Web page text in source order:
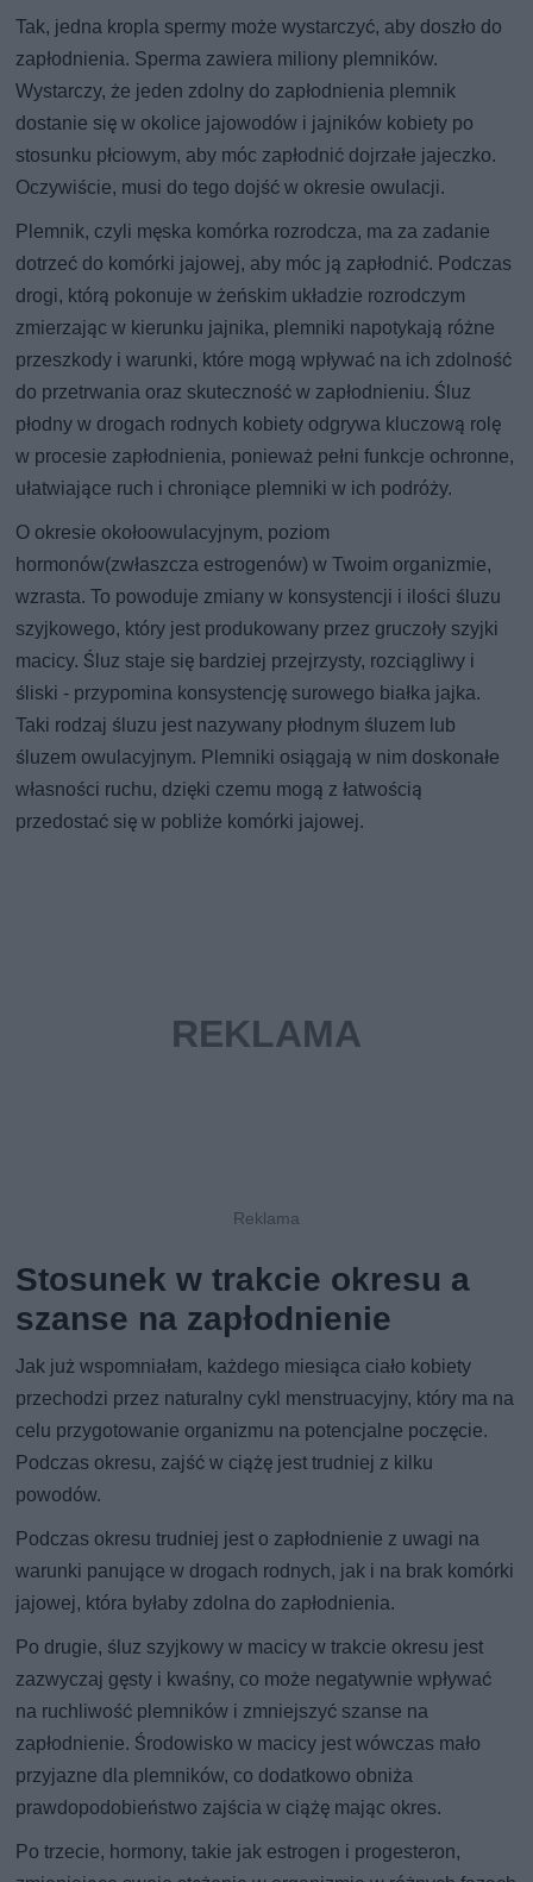
Tak, jedna kropla spermy może wystarczyć, aby doszło do
zapłodnienia. Sperma zawiera miliony plemników.
Wystarczy, że jeden zdolny do zapłodnienia plemnik
dostanie się w okolice jajowodów i jajników kobiety po
stosunku płciowym, aby móc zapłodnić dojrzałe jajeczko.
Oczywiście, musi do tego dojść w okresie owulacji.
Plemnik, czyli męska komórka rozrodcza, ma za zadanie
dotrzeć do komórki jajowej, aby móc ją zapłodnić. Podczas
drogi, którą pokonuje w żeńskim układzie rozrodczym
zmierzając w kierunku jajnika, plemniki napotykają różne
przeszkody i warunki, które mogą wpływać na ich zdolność
do przetrwania oraz skuteczność w zapłodnieniu. Śluz
płodny w drogach rodnych kobiety odgrywa kluczową rolę
w procesie zapłodnienia, ponieważ pełni funkcje ochronne,
ułatwiające ruch i chroniące plemniki w ich podróży.
O okresie okołoowulacyjnym, poziom
hormonów(zwłaszcza estrogenów) w Twoim organizmie,
wzrasta. To powoduje zmiany w konsystencji i ilości śluzu
szyjkowego, który jest produkowany przez gruczoły szyjki
macicy. Śluz staje się bardziej przejrzysty, rozciągliwy i
śliski - przypomina konsystencję surowego białka jajka.
Taki rodzaj śluzu jest nazywany płodnym śluzem lub
śluzem owulacyjnym. Plemniki osiągają w nim doskonałe
własności ruchu, dzięki czemu mogą z łatwością
przedostać się w pobliże komórki jajowej.
Stosunek w trakcie okresu a
szanse na zapłodnienie
Jak już wspomniałam, każdego miesiąca ciało kobiety
przechodzi przez naturalny cykl menstruacyjny, który ma na
celu przygotowanie organizmu na potencjalne poczęcie.
Podczas okresu, zajść w ciążę jest trudniej z kilku
powodów.
Podczas okresu trudniej jest o zapłodnienie z uwagi na
warunki panujące w drogach rodnych, jak i na brak komórki
jajowej, która byłaby zdolna do zapłodnienia.
Po drugie, śluz szyjkowy w macicy w trakcie okresu jest
zazwyczaj gęsty i kwaśny, co może negatywnie wpływać
na ruchliwość plemników i zmniejszyć szanse na
zapłodnienie. Środowisko w macicy jest wówczas mało
przyjazne dla plemników, co dodatkowo obniża
prawdopodobieństwo zajścia w ciążę mając okres.
Po trzecie, hormony, takie jak estrogen i progesteron,